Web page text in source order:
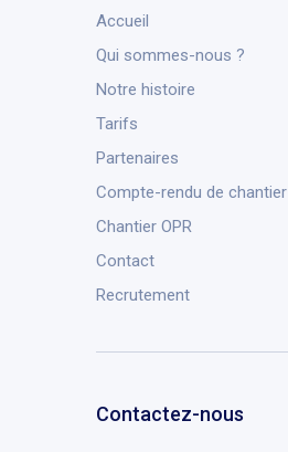
Accueil
Qui sommes-nous ?
Notre histoire
Tarifs
Partenaires
Compte-rendu de chantier
Chantier OPR
Contact
Recrutement
Contactez-nous